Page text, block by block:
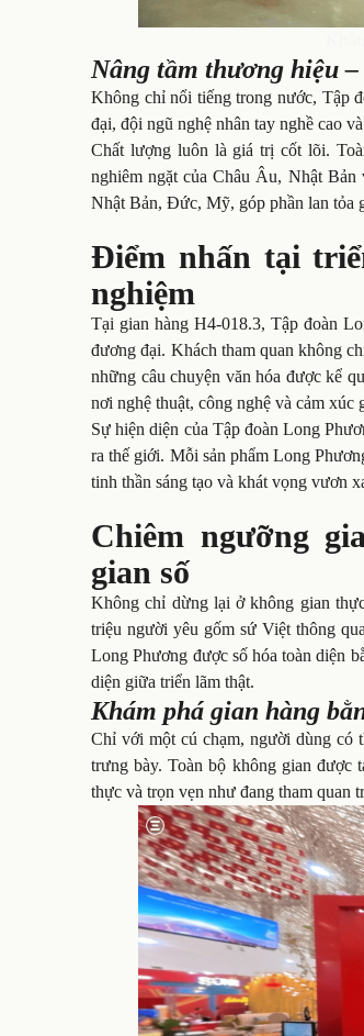
Nâng tầm thương hiệu
Không chỉ nổi tiếng trong nước, Tập
đại, đội ngũ nghệ nhân tay nghề cao
Chất lượng luôn là giá trị cốt lõi.
nghiêm ngặt của Châu Âu, Nhật
Nhật Bản, Đức, Mỹ, góp phần lan tỏa
Điểm nhấn tại
nghiệm
Tại gian hàng H4-018.3, Tập đoàn
đương đại. Khách tham quan không
những câu chuyện văn hóa được kể
nơi nghệ thuật, công nghệ và cảm xúc
Sự hiện diện của Tập đoàn Long
ra thế giới. Mỗi sản phẩm Long
tinh thần sáng tạo và khát vọng vươn
Chiêm ngưỡng
gian số
Không chỉ dừng lại ở không gian
triệu người yêu gốm sứ Việt thông
Long Phương được số hóa toàn diện
diện giữa triển lãm thật.
Khám phá gian hàng
Chỉ với một cú chạm, người dùng có
trưng bày. Toàn bộ không gian được
thực và trọn vẹn như đang tham quan